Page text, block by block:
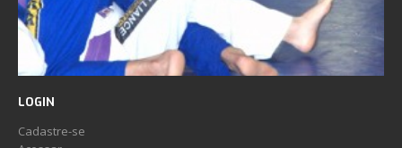
LOGIN
Cadastre-se